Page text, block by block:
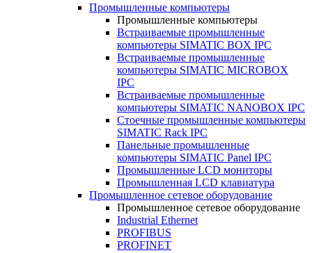
Промышленные компьютеры
Промышленные компьютеры
Встраиваемые промышленные
компьютеры SIMATIC BOX IPC
Встраиваемые промышленные
компьютеры SIMATIC MICROBOX
IPC
Встраиваемые промышленные
компьютеры SIMATIC NANOBOX IPC
Стоечные промышленные компьютеры
SIMATIC Rack IPC
Панельные промышленные
компьютеры SIMATIC Panel IPC
Промышленные LCD мониторы
Промышленная LCD клавиатура
Промышленное сетевое оборудование
Промышленное сетевое оборудование
Industrial Ethernet
PROFIBUS
PROFINET